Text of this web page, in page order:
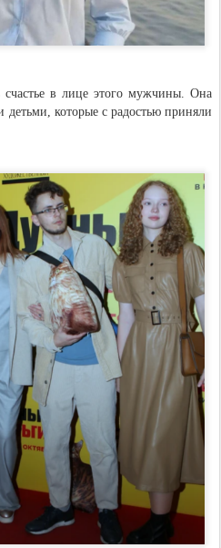
счастье в лице этого мужчины. Она
детьми, которые с радостью приняли